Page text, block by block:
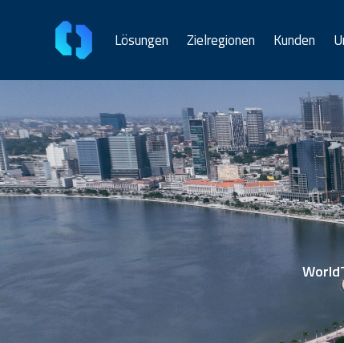
Lösungen Zielregionen Kunden